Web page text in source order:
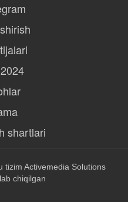
shartlari
tizim Activemedia Solutions
chiqilgan